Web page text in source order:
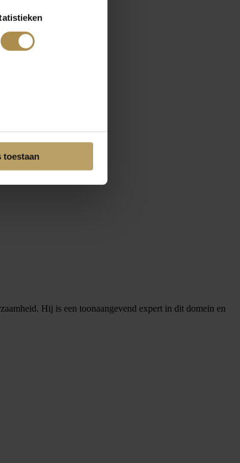
toestaan
Hij is een toonaangevend expert in dit domein en